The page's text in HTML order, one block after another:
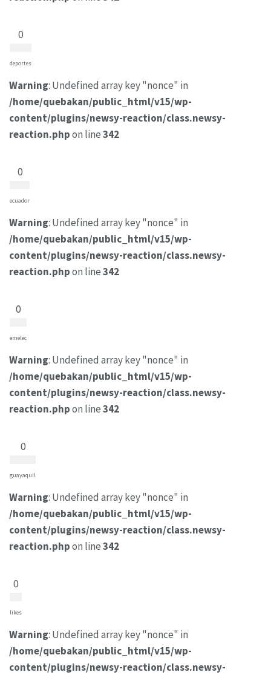
0
deportes
Warning: Undefined array key "nonce" in
/home/quebakan/public_html/v15/wp-
content/plugins/newsy-reaction/class.newsy-
reaction.phpon line342
0
ecuador
Warning: Undefined array key "nonce" in
/home/quebakan/public_html/v15/wp-
content/plugins/newsy-reaction/class.newsy-
reaction.phpon line342
0
emelec
Warning: Undefined array key "nonce" in
/home/quebakan/public_html/v15/wp-
content/plugins/newsy-reaction/class.newsy-
reaction.phpon line342
0
guayaquil
Warning: Undefined array key "nonce" in
/home/quebakan/public_html/v15/wp-
content/plugins/newsy-reaction/class.newsy-
reaction.phpon line342
0
likes
Warning: Undefined array key "nonce" in
/home/quebakan/public_html/v15/wp-
content/plugins/newsy-reaction/class.newsy-